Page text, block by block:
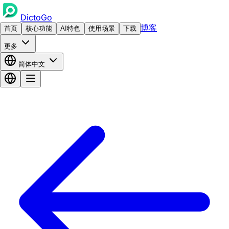
DictoGo
首页 核心功能 AI特色 使用场景 下载 博客
更多
简体中文